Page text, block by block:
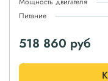
Питание
518 860 руб